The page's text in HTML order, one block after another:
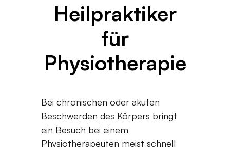
Heilpraktiker
für
Physiotherapie
Bei chronischen oder akuten
Beschwerden des Körpers bringt
ein Besuch bei einem
Physiotherapeuten meist schnell